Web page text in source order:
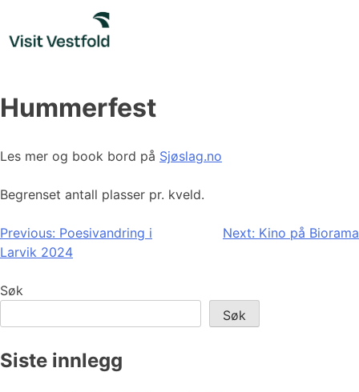
content
Hummerfest
Les mer og book bord på Sjøslag.no
Begrenset antall plasser pr. kveld.
Innleggsnavigasjon
Previous: Poesivandring i
Larvik 2024
Next: Kino på Biorama
Søk
Søk
Siste innlegg